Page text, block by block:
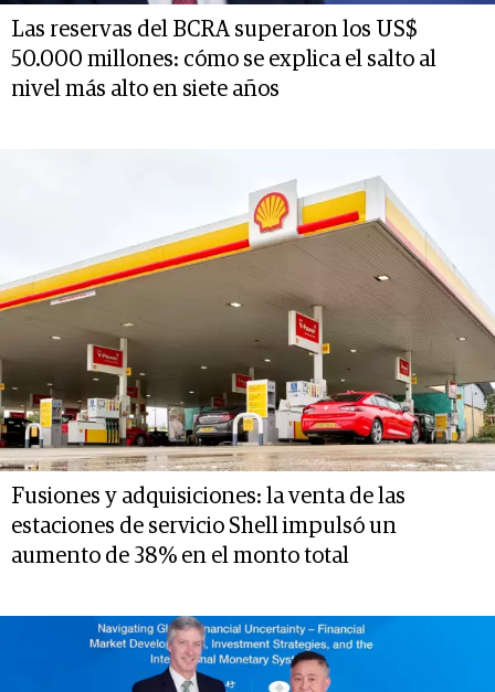
Las reservas del BCRA superaron los US$
50.000 millones: cómo se explica el salto al
nivel más alto en siete años
Fusiones y adquisiciones: la venta de las
estaciones de servicio Shell impulsó un
aumento de 38% en el monto total